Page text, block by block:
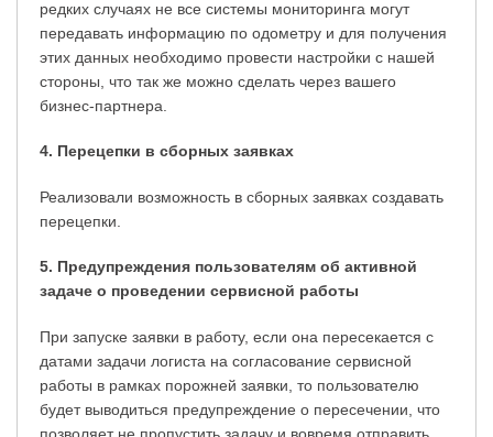
редких случаях не все системы мониторинга могут
передавать информацию по одометру и для получения
этих данных необходимо провести настройки с нашей
стороны, что так же можно сделать через вашего
бизнес-партнера.
4. Перецепки в сборных заявках
Реализовали возможность в сборных заявках создавать
перецепки.
5. Предупреждения пользователям об активной
задаче о проведении сервисной работы
При запуске заявки в работу, если она пересекается с
датами задачи логиста на согласование сервисной
работы в рамках порожней заявки, то пользователю
будет выводиться предупреждение о пересечении, что